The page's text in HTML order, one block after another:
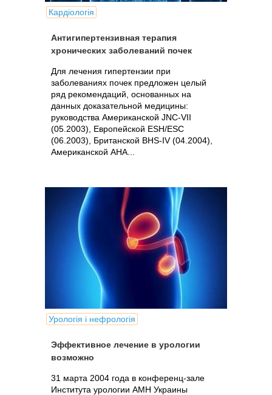
Кардіологія
Антигипертензивная терапия
хронических заболеваний почек
Для лечения гипертензии при
заболеваниях почек предложен целый
ряд рекомендаций, основанных на
данных доказательной медицины:
руководства Американской JNC-VII
(05.2003), Европейской ESH/ESC
(06.2003), Британской BHS-IV (04.2004),
Американской АНА...
Урологія і нефрологія
Эффективное лечение в урологии
возможно
31 марта 2004 года в конференц-зале
Института урологии АМН Украины